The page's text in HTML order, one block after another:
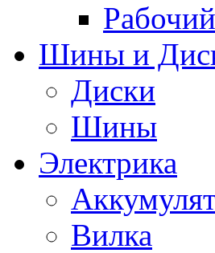
Шины и
Диски
Шины
Электрика
Вилка